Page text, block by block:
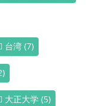
台湾 (7)
大正大学 (5)